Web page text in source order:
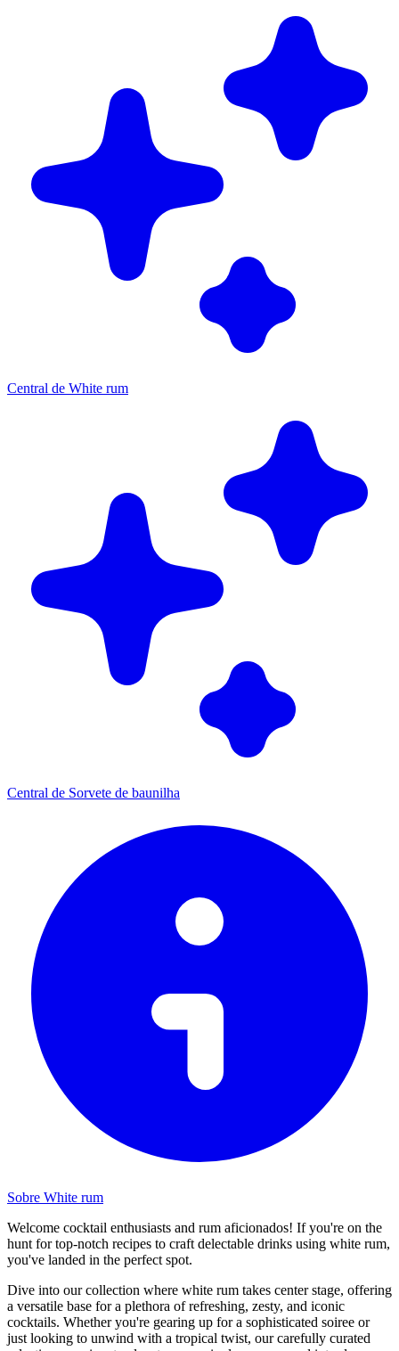
Central de White rum
Central de Sorvete de baunilha
Sobre White rum
Welcome cocktail enthusiasts and rum aficionados! If you're on the
hunt for top-notch recipes to craft delectable drinks using white rum,
you've landed in the perfect spot.
Dive into our collection where white rum takes center stage, offering
a versatile base for a plethora of refreshing, zesty, and iconic
cocktails. Whether you're gearing up for a sophisticated soiree or
just looking to unwind with a tropical twist, our carefully curated